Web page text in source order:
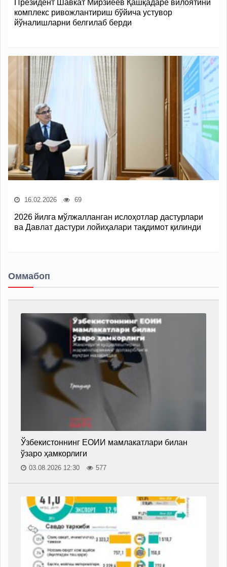
Президент Шавкат Мирзиёев Қашқадарё вилоятини
комплекс ривожлантириш бўйича устувор
йўналишларни белгилаб берди
16.02.2026 69
2026 йилга мўлжалланган ислоҳотлар дастурлари
ва Давлат дастури лойиҳалари тақдимот қилинди
Оммабоп
Ўзбекистоннинг ЕОИИ мамлакатлари билан
ўзаро ҳамкорлиги
03.08.2026 12:30 577